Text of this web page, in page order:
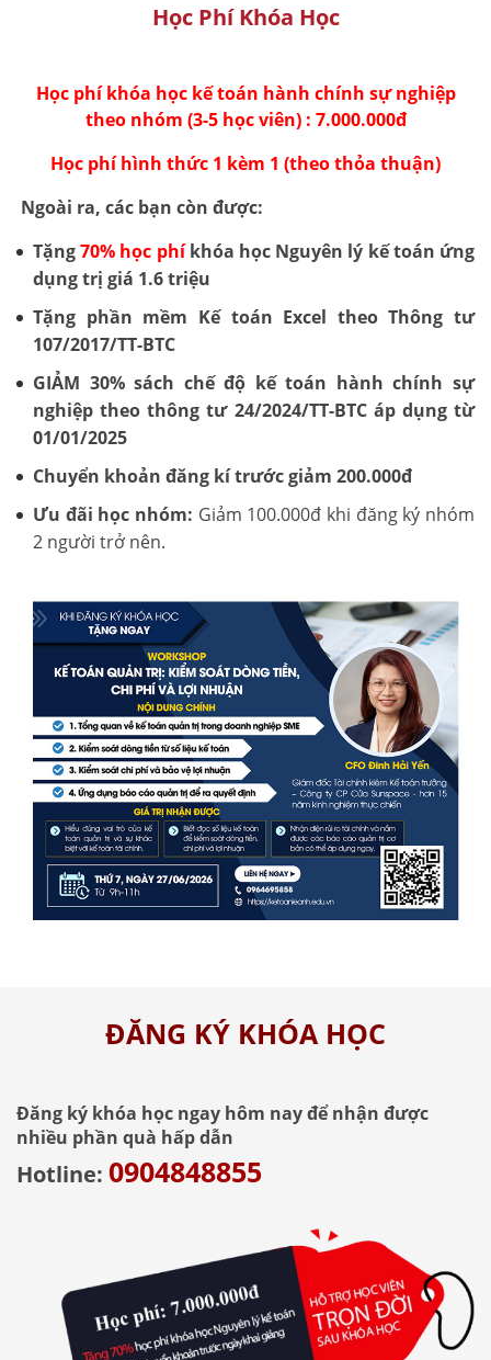
Học Phí Khóa Học
Học phí khóa học kế toán hành chính sự nghiệp
theo nhóm (3-5 học viên) : 7.000.000đ
Học phí hình thức 1 kèm 1 (theo thỏa thuận)
Ngoài ra, các bạn còn được:
Tặng70% học phíkhóa học Nguyên lý kế toán ứng
dụng trị giá 1.6 triệu
Tặng phần mềm Kế toán Excel theo Thông tư
107/2017/TT-BTC
GIẢM 30% sách chế độ kế toán hành chính sự
nghiệp theo thông tư 24/2024/TT-BTC áp dụng từ
01/01/2025
Chuyển khoản đăng kí trước giảm 200.000đ
Ưu đãi học nhóm: Giảm 100.000đ khi đăng ký nhóm
2 người trở nên.
ĐĂNG KÝ KHÓA HỌC
Đăng ký khóa học ngay hôm nay để nhận được
nhiều phần quà hấp dẫn
Hotline: 0904848855